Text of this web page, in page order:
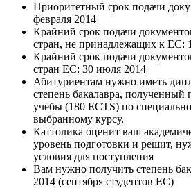
Приоритетный срок подачи
февраля 2014
Крайний срок подачи
стран, не принадлежащих к ЕС:
Крайний срок подачи
стран ЕС: 30 июля 2014
Абитуриентам нужно иметь
степень бакалавра, полученный
учебы (180 ECTS) по
выбранному курсу.
Каттолика оценит ваш
уровень подготовки и решит,
условия для поступления
Вам нужно получить степень
2014 (сентября студентов ЕС)